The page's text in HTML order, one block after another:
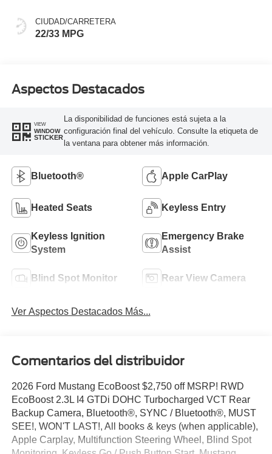
CIUDAD/CARRETERA
22/33 MPG
Aspectos Destacados
VIEW
WINDOW
STICKER
La disponibilidad de funciones está sujeta a la
configuración final del vehículo. Consulte la etiqueta de
la ventana para obtener más información.
Bluetooth® Apple CarPlay
Heated Seats Keyless Entry
Keyless Ignition
System
Emergency Brake
Assist
Blind Spot Monitor Rear View Camera
Ver Aspectos Destacados Más...
Comentarios del distribuidor
2026 Ford Mustang EcoBoost $2,750 off MSRP! RWD
EcoBoost 2.3L I4 GTDi DOHC Turbocharged VCT Rear
Backup Camera, Bluetooth®, SYNC / Bluetooth®, MUST
SEE!, WON'T LAST!, All books & keys (when applicable),
Apple Carplay, Multifunction Steering Wheel, Blind Spot